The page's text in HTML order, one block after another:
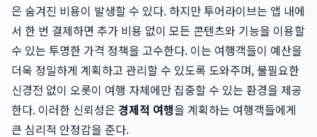
은 숨겨진 비용이 발생할 수 있다. 하지만 투어라이브는 앱 내에
서 한 번 결제하면 추가 비용 없이 모든 콘텐츠와 기능을 이용할
수 있는 투명한 가격 정책을 고수한다. 이는 여행객들이 예산을
더욱 정밀하게 계획하고 관리할 수 있도록 도와주며, 불필요한
신경전 없이 오롯이 여행 자체에만 집중할 수 있는 환경을 제공
한다. 이러한 신뢰성은 경제적 여행을 계획하는 여행객들에게
큰 심리적 안정감을 준다.